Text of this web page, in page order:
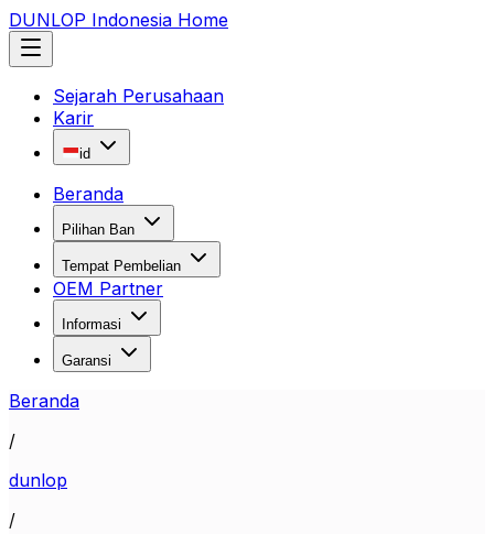
DUNLOP Indonesia Home
Sejarah Perusahaan
Karir
id
Beranda
Pilihan Ban
Tempat Pembelian
OEM Partner
Informasi
Garansi
Beranda
/
dunlop
/